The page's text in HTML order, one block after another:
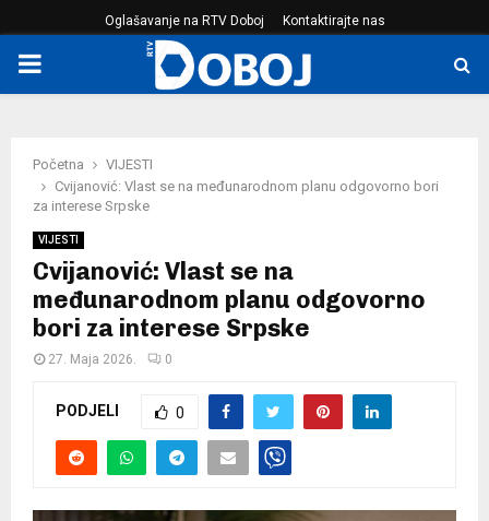
Oglašavanje na RTV Doboj Kontaktirajte nas
PRIMARY
Početna
VIJESTI
Cvijanović: Vlast se na međunarodnom planu odgovorno bori
za interese Srpske
VIJESTI
Cvijanović: Vlast se na
međunarodnom planu odgovorno
bori za interese Srpske
27. Maja 2026. 0
PODJELI 0